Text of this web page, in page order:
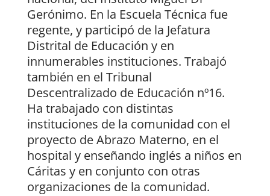
Gerónimo. En la Escuela Técnica fue
regente, y participó de la Jefatura
Distrital de Educación y en
innumerables instituciones. Trabajó
también en el Tribunal
Descentralizado de Educación nº16.
Ha trabajado con distintas
instituciones de la comunidad con el
proyecto de Abrazo Materno, en el
hospital y enseñando inglés a niños en
Cáritas y en conjunto con otras
organizaciones de la comunidad.